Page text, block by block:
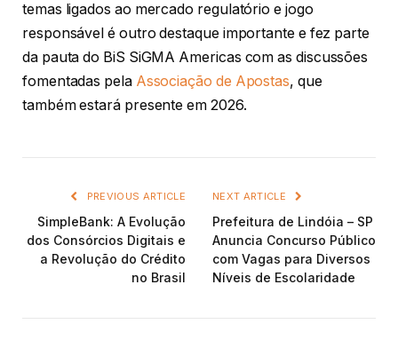
temas ligados ao mercado regulatório e jogo
responsável é outro destaque importante e fez parte
da pauta do BiS SiGMA Americas com as discussões
fomentadas pela Associação de Apostas, que
também estará presente em 2026.
PREVIOUS ARTICLE
SimpleBank: A Evolução
dos Consórcios Digitais e
a Revolução do Crédito
no Brasil
NEXT ARTICLE
Prefeitura de Lindóia – SP
Anuncia Concurso Público
com Vagas para Diversos
Níveis de Escolaridade